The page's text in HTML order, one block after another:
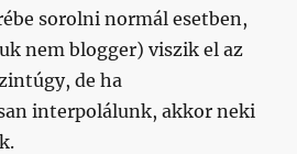
sorolni normál esetben,
nem blogger) viszik el az
de ha
interpolálunk, akkor neki